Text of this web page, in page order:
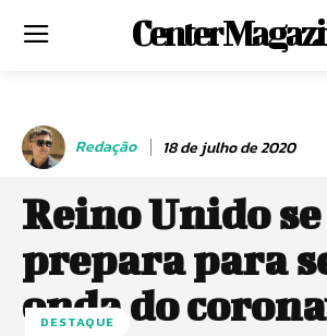
Center
Redação 18 de julho de 2020
Reino Unido se
prepara para
onda do
DESTAQUE